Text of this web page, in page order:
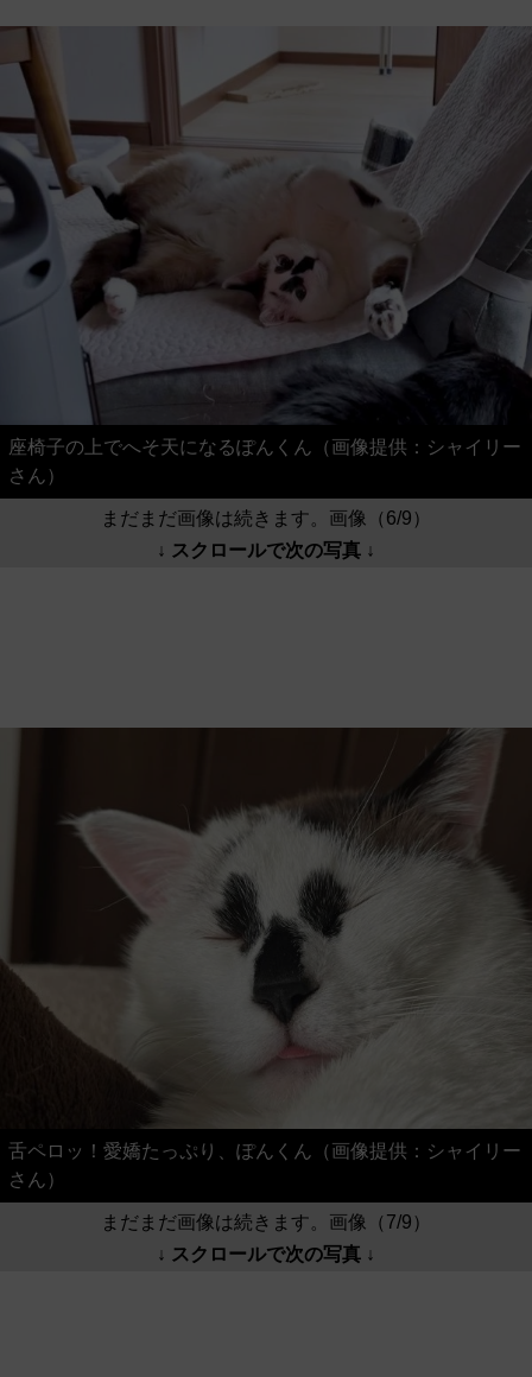
座椅子の上でへそ天になるぽんくん（画像提供：シャイリー
さん）
まだまだ画像は続きます。画像（6/9）
↓ スクロールで次の写真 ↓
舌ペロッ！愛嬌たっぷり、ぽんくん（画像提供：シャイリー
さん）
まだまだ画像は続きます。画像（7/9）
↓ スクロールで次の写真 ↓